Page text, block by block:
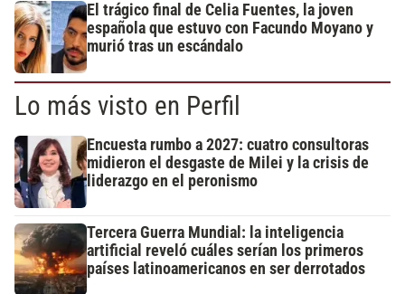
El trágico final de Celia Fuentes, la joven
española que estuvo con Facundo Moyano y
murió tras un escándalo
Lo más visto en Perfil
Encuesta rumbo a 2027: cuatro consultoras
midieron el desgaste de Milei y la crisis de
liderazgo en el peronismo
Tercera Guerra Mundial: la inteligencia
artificial reveló cuáles serían los primeros
países latinoamericanos en ser derrotados